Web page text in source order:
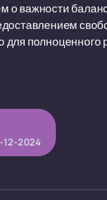
о важности
для полноценного
12-2024